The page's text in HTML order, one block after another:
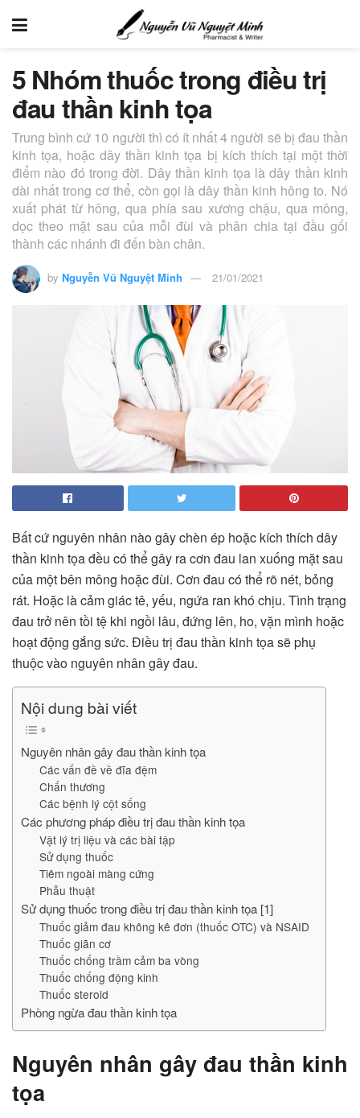
5 Nhóm thuốc trong điều trị
đau thần kinh tọa
Trung bình cứ 10 người thì có ít nhất 4 người sẽ bị đau thần
kinh tọa, hoặc dây thần kinh tọa bị kích thích tại một thời
điểm nào đó trong đời. Dây thần kinh tọa là dây thần kinh
dài nhất trong cơ thể, còn gọi là dây thần kinh hông to. Nó
xuất phát từ hông, qua phía sau xương chậu, qua mông,
dọc theo mặt sau của mỗi đùi và phân chia tại đầu gối
thành các nhánh đi đến bàn chân.
by Nguyễn Vũ Nguyệt Minh 21/01/2021
Bất cứ nguyên nhân nào gây chèn ép hoặc kích thích dây
thần kinh tọa đều có thể gây ra cơn đau lan xuống mặt sau
của một bên mông hoặc đùi. Cơn đau có thể rõ nét, bỏng
rát. Hoặc là cảm giác tê, yếu, ngứa ran khó chịu. Tình trạng
đau trở nên tồi tệ khi ngồi lâu, đứng lên, ho, vặn mình hoặc
hoạt động gắng sức. Điều trị đau thần kinh tọa sẽ phụ
thuộc vào nguyên nhân gây đau.
Nội dung bài viết
Nguyên nhân gây đau thần kinh tọa
Các vấn đề về đĩa đệm
Chấn thương
Các bệnh lý cột sống
Các phương pháp điều trị đau thần kinh tọa
Vật lý trị liệu và các bài tập
Sử dụng thuốc
Tiêm ngoài màng cứng
Phẫu thuật
Sử dụng thuốc trong điều trị đau thần kinh tọa [1]
Thuốc giảm đau không kê đơn (thuốc OTC) và NSAID
Thuốc giãn cơ
Thuốc chống trầm cảm ba vòng
Thuốc chống động kinh
Thuốc steroid
Phòng ngừa đau thần kinh tọa
Nguyên nhân gây đau thần kinh
tọa